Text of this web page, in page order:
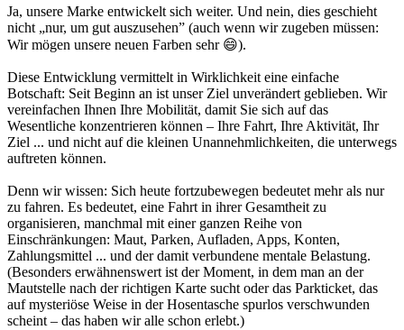
Ja, unsere Marke entwickelt sich weiter. Und nein, dies geschieht
nicht „nur, um gut auszusehen” (auch wenn wir zugeben müssen:
Wir mögen unsere neuen Farben sehr 😄).
Diese Entwicklung vermittelt in Wirklichkeit eine einfache
Botschaft: Seit Beginn an ist unser Ziel unverändert geblieben. Wir
vereinfachen Ihnen Ihre Mobilität, damit Sie sich auf das
Wesentliche konzentrieren können – Ihre Fahrt, Ihre Aktivität, Ihr
Ziel ... und nicht auf die kleinen Unannehmlichkeiten, die unterwegs
auftreten können.
Denn wir wissen: Sich heute fortzubewegen bedeutet mehr als nur
zu fahren. Es bedeutet, eine Fahrt in ihrer Gesamtheit zu
organisieren, manchmal mit einer ganzen Reihe von
Einschränkungen: Maut, Parken, Aufladen, Apps, Konten,
Zahlungsmittel ... und der damit verbundene mentale Belastung.
(Besonders erwähnenswert ist der Moment, in dem man an der
Mautstelle nach der richtigen Karte sucht oder das Parkticket, das
auf mysteriöse Weise in der Hosentasche spurlos verschwunden
scheint – das haben wir alle schon erlebt.)